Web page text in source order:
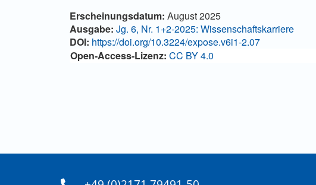
Artikel-Details
Erscheinungsdatum: August 2025
Ausgabe: Jg. 6, Nr. 1+2-2025: Wissenschaftskarriere
DOI: https://doi.org/10.3224/expose.v6i1-2.07
Open-Access-Lizenz: CC BY 4.0